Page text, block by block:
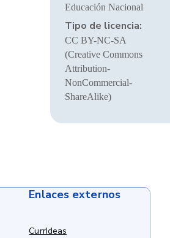
Educación Nacional
Tipo de licencia:
CC BY-NC-SA
(Creative Commons
Attribution-
NonCommercial-
ShareAlike)
Enlaces externos
CurrIdeas